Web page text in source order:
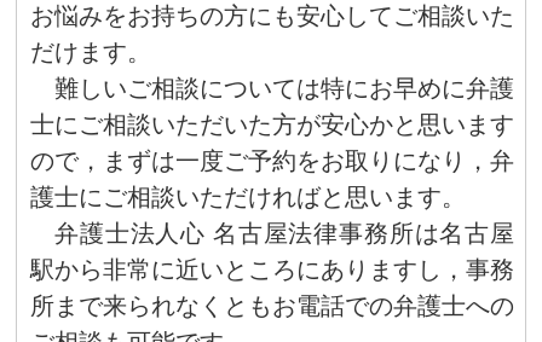
お悩みをお持ちの方にも安心してご相談いた
だけます。
難しいご相談については特にお早めに弁護
士にご相談いただいた方が安心かと思います
ので，まずは一度ご予約をお取りになり，弁
護士にご相談いただければと思います。
弁護士法人心 名古屋法律事務所は名古屋
駅から非常に近いところにありますし，事務
所まで来られなくともお電話での弁護士への